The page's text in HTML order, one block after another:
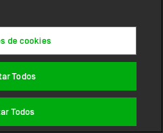
de cookies
Todos
Todos